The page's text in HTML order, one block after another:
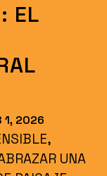
EL
1, 2026
UNA